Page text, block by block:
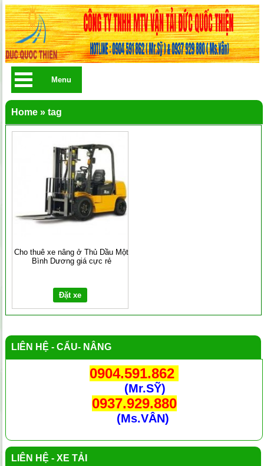
Cho thuê xe nâng ở Thủ Dầu Một
Bình Dương giá cực rẻ
Đặt xe
Home »tag
LIÊN HỆ - CẨU- NÂNG
0904.591.862
(Mr.SỸ)
0937.929.880
(Ms.VÂN)
LIÊN HỆ - XE TẢI
Menu